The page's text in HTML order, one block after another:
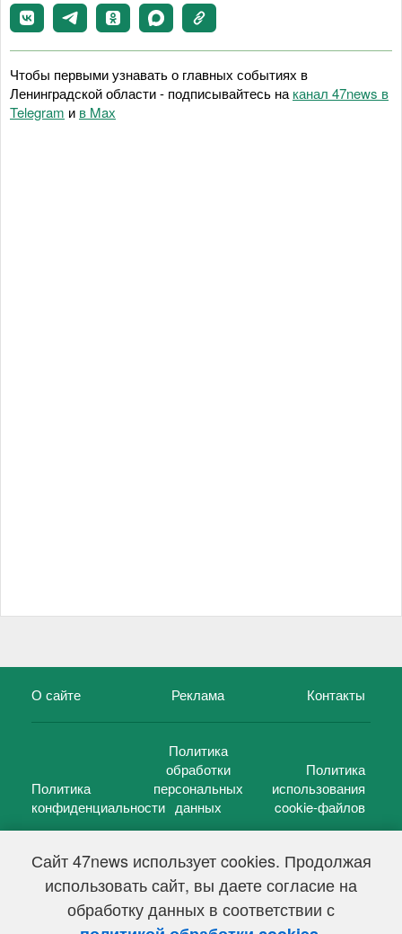
Сайт 47news использует cookies. Продолжая
использовать сайт, вы даете согласие на
обработку данных в соответствии с
Чтобы первыми узнавать о главных событиях в
Ленинградской области - подписывайтесь на канал 47news в
Telegram и в Maх
О сайте Реклама Контакты
Политика
конфиденциальности
Политика
обработки
персональных
данных
Политика
использования
cookie-файлов
47 новостей (47 news)2005 — 2026 г.
Свидетельство о регистрации СМИ Эл № ФС 77-39848, выдано
Федеральной службой по надзору в сфере связи,